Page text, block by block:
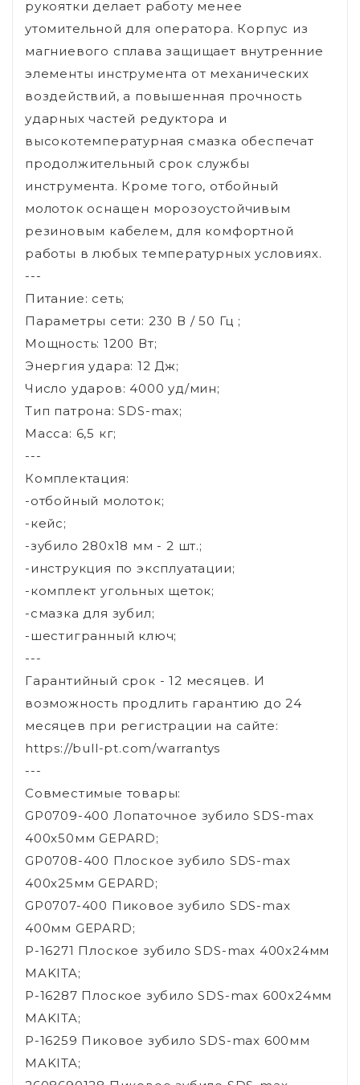
рукоятки делает работу менее
утомительной для оператора. Корпус из
магниевого сплава защищает внутренние
элементы инструмента от механических
воздействий, а повышенная прочность
ударных частей редуктора и
высокотемпературная смазка обеспечат
продолжительный срок службы
инструмента. Кроме того, отбойный
молоток оснащен морозоустойчивым
резиновым кабелем, для комфортной
работы в любых температурных условиях.
---
Питание: сеть;
Параметры сети: 230 В / 50 Гц ;
Мощность: 1200 Вт;
Энергия удара: 12 Дж;
Число ударов: 4000 уд/мин;
Тип патрона: SDS-max;
Масса: 6,5 кг;
---
Комплектация:
-отбойный молоток;
-кейс;
-зубило 280х18 мм - 2 шт.;
-инструкция по эксплуатации;
-комплект угольных щеток;
-смазка для зубил;
-шестигранный ключ;
---
Гарантийный срок - 12 месяцев. И
возможность продлить гарантию до 24
месяцев при регистрации на сайте:
https://bull-pt.com/warrantys
---
Совместимые товары:
GP0709-400 Лопаточное зубило SDS-max
400х50мм GEPARD;
GP0708-400 Плоское зубило SDS-max
400х25мм GEPARD;
GP0707-400 Пиковое зубило SDS-max
400мм GEPARD;
P-16271 Плоское зубило SDS-max 400х24мм
MAKITA;
P-16287 Плоское зубило SDS-max 600х24мм
MAKITA;
P-16259 Пиковое зубило SDS-max 600мм
MAKITA;